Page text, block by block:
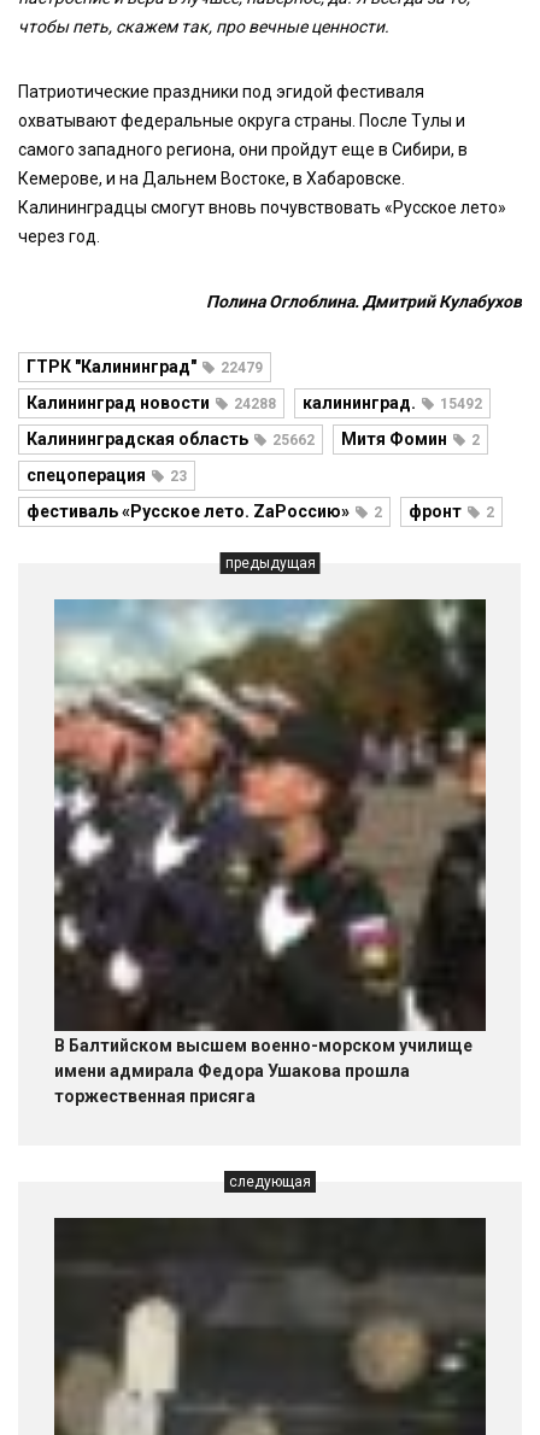
чтобы петь, скажем так, про вечные ценности.
Патриотические праздники под эгидой фестиваля
охватывают федеральные округа страны. После Тулы и
самого западного региона, они пройдут еще в Сибири, в
Кемерове, и на Дальнем Востоке, в Хабаровске.
Калининградцы смогут вновь почувствовать «Русское лето»
через год.
Полина Оглоблина. Дмитрий Кулабухов
ГТРК "Калининград" 22479
Калининград новости 24288 калининград. 15492
Калининградская область 25662 Митя Фомин 2
спецоперация 23
фестиваль «Русское лето. ZaРоссию» 2 фронт 2
предыдущая
В Балтийском высшем военно-морском училище
имени адмирала Федора Ушакова прошла
торжественная присяга
следующая